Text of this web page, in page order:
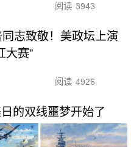
阅读 3943
志致敬！美政坛上演
大赛”
阅读 4926
的双线噩梦开始了